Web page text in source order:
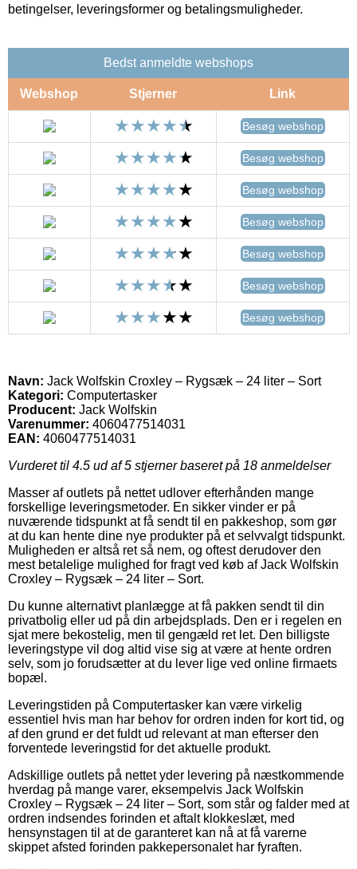
betingelser, leveringsformer og betalingsmuligheder.
Bedst anmeldte webshops
Webshop Stjerner Link
Besøg webshop
Besøg webshop
Besøg webshop
Besøg webshop
Besøg webshop
Besøg webshop
Besøg webshop
Navn: Jack Wolfskin Croxley – Rygsæk – 24 liter – Sort
Kategori: Computertasker
Producent: Jack Wolfskin
Varenummer: 4060477514031
EAN: 4060477514031
Vurderet til 4.5 ud af 5 stjerner baseret på 18 anmeldelser
Masser af outlets på nettet udlover efterhånden mange
forskellige leveringsmetoder. En sikker vinder er på
nuværende tidspunkt at få sendt til en pakkeshop, som gør
at du kan hente dine nye produkter på et selvvalgt tidspunkt.
Muligheden er altså ret så nem, og oftest derudover den
mest betalelige mulighed for fragt ved køb af Jack Wolfskin
Croxley – Rygsæk – 24 liter – Sort.
Du kunne alternativt planlægge at få pakken sendt til din
privatbolig eller ud på din arbejdsplads. Den er i regelen en
sjat mere bekostelig, men til gengæld ret let. Den billigste
leveringstype vil dog altid vise sig at være at hente ordren
selv, som jo forudsætter at du lever lige ved online firmaets
bopæl.
Leveringstiden på Computertasker kan være virkelig
essentiel hvis man har behov for ordren inden for kort tid, og
af den grund er det fuldt ud relevant at man efterser den
forventede leveringstid for det aktuelle produkt.
Adskillige outlets på nettet yder levering på næstkommende
hverdag på mange varer, eksempelvis Jack Wolfskin
Croxley – Rygsæk – 24 liter – Sort, som står og falder med at
ordren indsendes forinden et aftalt klokkeslæt, med
hensynstagen til at de garanteret kan nå at få varerne
skippet afsted forinden pakkepersonalet har fyraften.